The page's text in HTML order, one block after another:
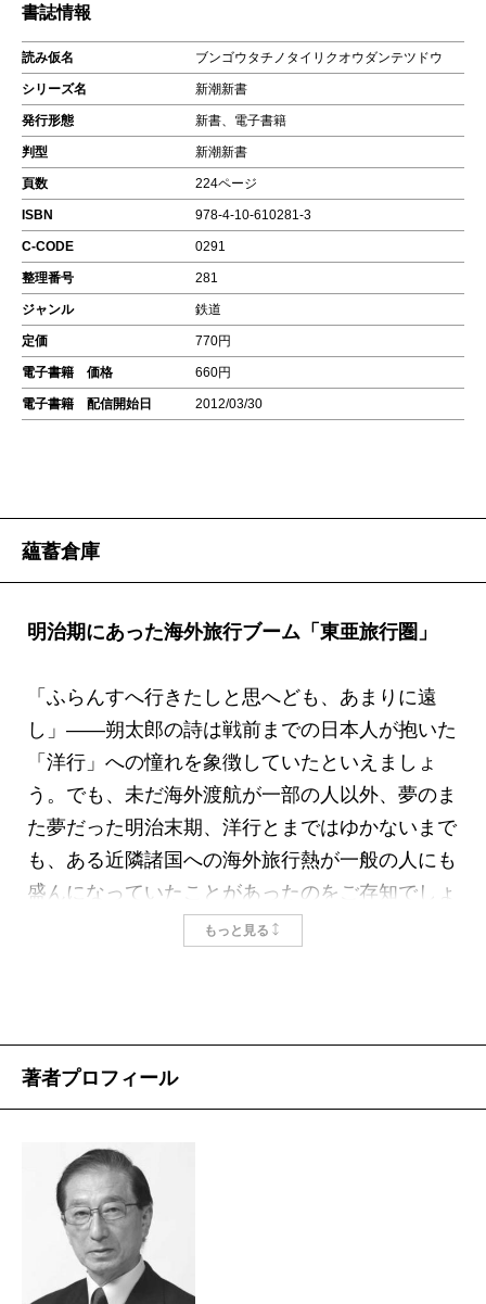
書誌情報
読み仮名 ブンゴウタチノタイリクオウダンテツドウ
シリーズ名 新潮新書
発行形態 新書、電子書籍
判型 新潮新書
頁数 224ページ
ISBN 978-4-10-610281-3
C-CODE 0291
整理番号 281
ジャンル 鉄道
定価 770円
電子書籍 価格 660円
電子書籍 配信開始日 2012/03/30
蘊蓄倉庫
明治期にあった海外旅行ブーム「東亜旅行圏」
「ふらんすへ行きたしと思へども、あまりに遠
し」――朔太郎の詩は戦前までの日本人が抱いた
「洋行」への憧れを象徴していたといえましょ
う。でも、未だ海外渡航が一部の人以外、夢のま
た夢だった明治末期、洋行とまではゆかないまで
も、ある近隣諸国への海外旅行熱が一般の人にも
盛んになっていたことがあったのをご存知でしょ
学といった、富国強兵を煽る国家戦略があり、満
りしも、満鉄による幹線鉄道が一斉に開通してい
った頃、列車旅は日本人の旅愁を誘い、観光旅行
客が急速に増えていったのです。その中には、夏
目漱石、里見とん、志賀直哉、あるいは林芙美子
といった面々の姿もありました。好奇心旺盛な彼
もっと見る
著者プロフィール